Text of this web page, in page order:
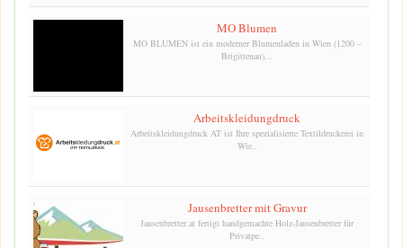
MO Blumen
MO BLUMEN ist ein moderner Blumenladen in Wien (1200 –
Brigittenau),..
Arbeitskleidungdruck
Arbeitskleidungdruck AT ist Ihre spezialisierte Textildruckerei in
Wie..
Jausenbretter mit Gravur
Jausenbretter.at fertigt handgemachte Holz-Jausenbretter für
Privatpe..